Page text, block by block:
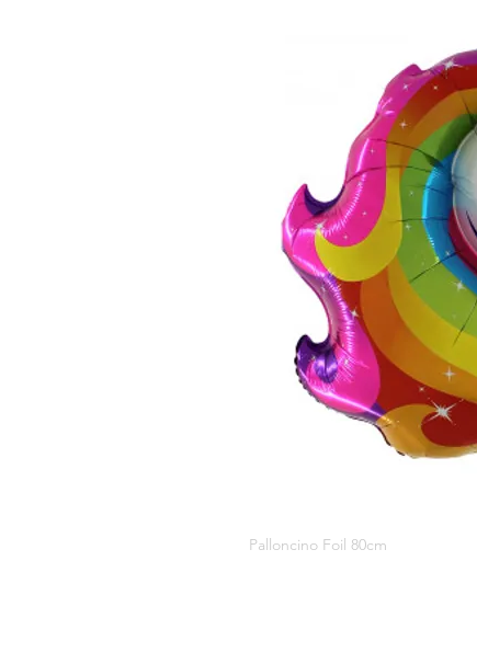
Palloncino Foil 80cm